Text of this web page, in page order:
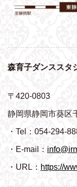
森育子ダンススタ
〒420-0803
静岡県静岡市葵区
・Tel：054-294-
・E-mail：
・URL： https://